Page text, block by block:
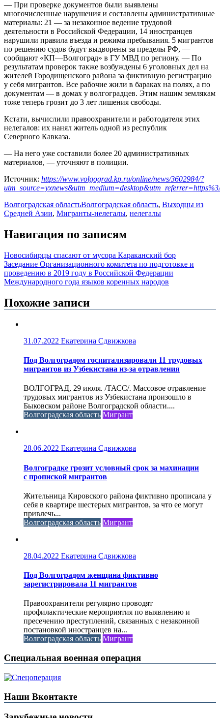
— При проверке документов были выявлены
многочисленные нарушения и составлены административные
материалы: 21 — за незаконное ведение трудовой
деятельности в Российской Федерации, 14 иностранцев
нарушили правила въезда и режима пребывания. 5 мигрантов
по решению судов будут выдворены за пределы РФ, —
сообщают «КП—Волгоград» в ГУМВД по региону. — По
результатам проверок также возбуждены 6 уголовных дел на
жителей Городищенского района за фиктивную регистрацию
у себя мигрантов. Все рабочие жили в бараках на полях, а по
документам — в домах у волгоградцев. Этим нашим землякам
тоже теперь грозит до 3 лет лишения свободы.
Кстати, вычислили правоохранители и работодателя этих
нелегалов: их нанял житель одной из республик
Северного Кавказа.
— На него уже составили более 20 административных
материалов, — уточняют в полиции.
Источник: https://www.volgograd.kp.ru/online/news/3602984/?
Волгоградская областьВолгоградская область, Выходцы из
Средней Азии, Мигранты-нелегалы, нелегалы
Навигация по записям
Новосибирцы спасают от мусора Караканский бор
Заседание Организационного комитета по подготовке и
проведению в 2019 году в Российской Федерации
Международного года языков коренных народов
Похожие записи
31.07.2022 Екатерина Сдвижкова
Под Волгоградом госпитализировали 11 трудовых
мигрантов из Узбекистана из-за отравления
ВОЛГОГРАД, 29 июля. /ТАСС/. Массовое отравление
трудовых мигрантов из Узбекистана произошло в
Быковском районе Волгоградской области....
Волгоградская область Мигрант
28.06.2022 Екатерина Сдвижкова
Волгоградке грозит условный срок за махинации
с пропиской мигрантов
Жительница Кировского района фиктивно прописала у
себя в квартире шестерых мигрантов, за что ее могут
привлечь...
Волгоградская область Мигрант
28.04.2022 Екатерина Сдвижкова
Под Волгоградом женщина фиктивно
зарегистрировала 11 мигрантов
Правоохранители регулярно проводят
профилактические мероприятия по выявлению и
пресечению преступлений, связанных с незаконной
постановкой иностранцев на...
Волгоградская область Мигрант
Специальная военная операция
Наши Вконтакте